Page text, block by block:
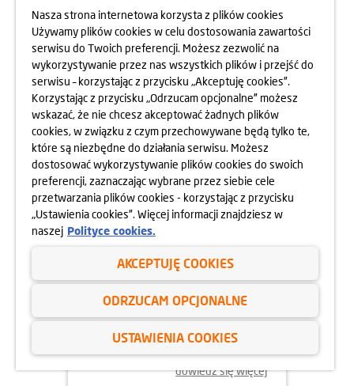
DBAMY O FORMĘ STRAŻAKÓW
dowiedz się więcej
02.06.2025
ODYSEJA UMYSŁU 2025
dowiedz się więcej
Nasza strona internetowa korzysta z plików cookies
Używamy plików cookies w celu dostosowania zawartości
serwisu do Twoich preferencji. Możesz zezwolić na
wykorzystywanie przez nas wszystkich plików i przejść do
serwisu – korzystając z przycisku „Akceptuję cookies”.
Korzystając z przycisku „Odrzucam opcjonalne” możesz
wskazać, że nie chcesz akceptować żadnych plików
cookies, w związku z czym przechowywane będą tylko te,
które są niezbędne do działania serwisu. Możesz
dostosować wykorzystywanie plików cookies do swoich
preferencji, zaznaczając wybrane przez siebie cele
przetwarzania plików cookies - korzystając z przycisku
„Ustawienia cookies”. Więcej informacji znajdziesz w
naszej Polityce cookies.
AKCEPTUJĘ COOKIES
ODRZUCAM OPCJONALNE
USTAWIENIA COOKIES